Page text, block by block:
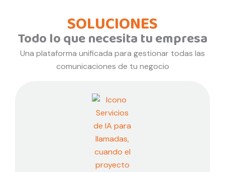
SOLUCIONES
Todo lo que necesita tu empresa
Una plataforma unificada para gestionar todas las
comunicaciones de tu negocio